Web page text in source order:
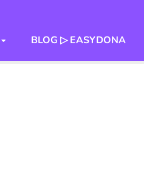
BLOG ▷ EASYDONA